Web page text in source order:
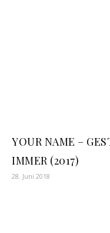
YOUR NAME –
IMMER (2017)
28. Juni 2018